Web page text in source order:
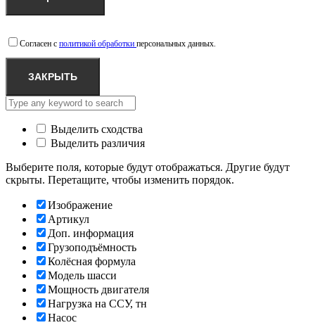
Согласен с политикой обработки персональных данных.
ЗАКРЫТЬ
Выделить сходства
Выделить различия
Выберите поля, которые будут отображаться. Другие будут
скрыты. Перетащите, чтобы изменить порядок.
Изображение
Артикул
Доп. информация
Грузоподъёмность
Колёсная формула
Модель шасси
Мощность двигателя
Нагрузка на ССУ, тн
Насос